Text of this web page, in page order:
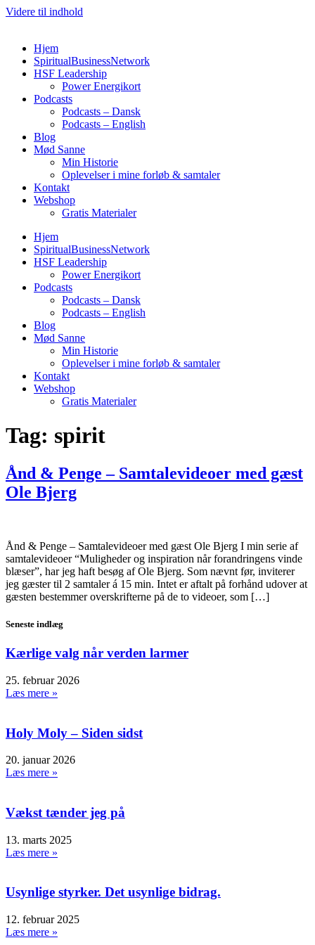
Videre til indhold
Hjem
SpiritualBusinessNetwork
HSF Leadership
Power Energikort
Podcasts
Podcasts – Dansk
Podcasts – English
Blog
Mød Sanne
Min Historie
Oplevelser i mine forløb & samtaler
Kontakt
Webshop
Gratis Materialer
Hjem
SpiritualBusinessNetwork
HSF Leadership
Power Energikort
Podcasts
Podcasts – Dansk
Podcasts – English
Blog
Mød Sanne
Min Historie
Oplevelser i mine forløb & samtaler
Kontakt
Webshop
Gratis Materialer
Tag: spirit
Ånd & Penge – Samtalevideoer med gæst
Ole Bjerg
Ånd & Penge – Samtalevideoer med gæst Ole Bjerg I min serie af
samtalevideoer “Muligheder og inspiration når forandringens vinde
blæser”, har jeg haft besøg af Ole Bjerg. Som nævnt før, inviterer
jeg gæster til 2 samtaler á 15 min. Intet er aftalt på forhånd udover at
gæsten bestemmer overskrifterne på de to videoer, som […]
Seneste indlæg
Kærlige valg når verden larmer
25. februar 2026
Læs mere »
Holy Moly – Siden sidst
20. januar 2026
Læs mere »
Vækst tænder jeg på
13. marts 2025
Læs mere »
Usynlige styrker. Det usynlige bidrag.
12. februar 2025
Læs mere »